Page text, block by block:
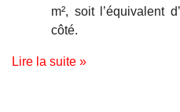
m², soit l’équivalent
côté.
Lire la suite »